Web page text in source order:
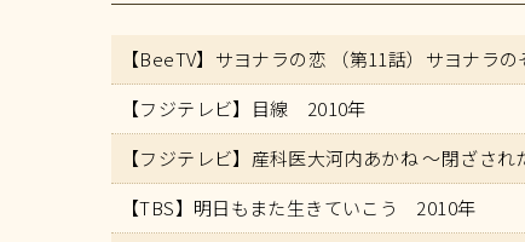
【BeeTV】サヨナラの恋 （第11話）サヨナラ
【フジテレビ】目線 2010年
【フジテレビ】産科医大河内あかね ～閉ざさ
【TBS】明日もまた生きていこう 2010年